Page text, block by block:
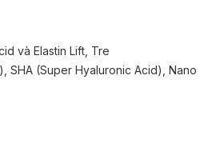
và Elastin Lift, Tre
SHA (Super Hyaluronic Acid), Nano